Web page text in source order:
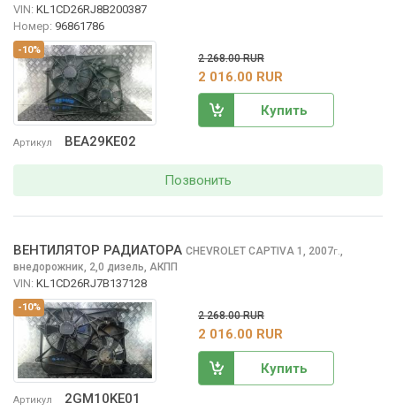
-10%
Артикул BEA29KE02
VIN: KL1CD26RJ8B200387
Номер: 96861786
2 268.00 RUR
2 016.00 RUR
Купить
Позвонить
-10%
Артикул 2GM10KE01
ВЕНТИЛЯТОР РАДИАТОРА CHEVROLET CAPTIVA 1, 2007г.,
внедорожник, 2,0 дизель, АКПП
VIN: KL1CD26RJ7B137128
2 268.00 RUR
2 016.00 RUR
Купить